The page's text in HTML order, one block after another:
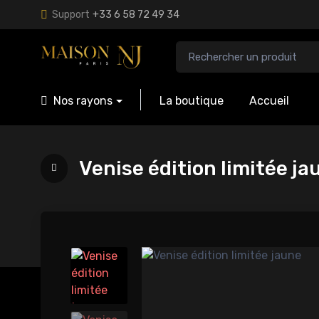
Support +33 6 58 72 49 34
Nos rayons La boutique Accueil
Venise édition limitée